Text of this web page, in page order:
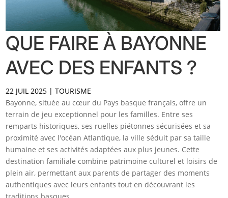
QUE FAIRE À BAYONNE
AVEC DES ENFANTS ?
22 JUIL 2025 |TOURISME
Bayonne, située au cœur du Pays basque français, offre un
terrain de jeu exceptionnel pour les familles. Entre ses
remparts historiques, ses ruelles piétonnes sécurisées et sa
proximité avec l'océan Atlantique, la ville séduit par sa taille
humaine et ses activités adaptées aux plus jeunes. Cette
destination familiale combine patrimoine culturel et loisirs de
plein air, permettant aux parents de partager des moments
authentiques avec leurs enfants tout en découvrant les
traditions basques.